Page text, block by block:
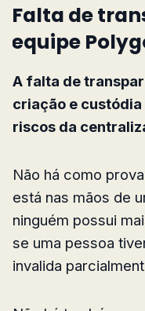
Falta de
equipe
A falta de
criação e
riscos da
Não há como
está nas mãos de
ninguém possui
se uma pessoa
invalida